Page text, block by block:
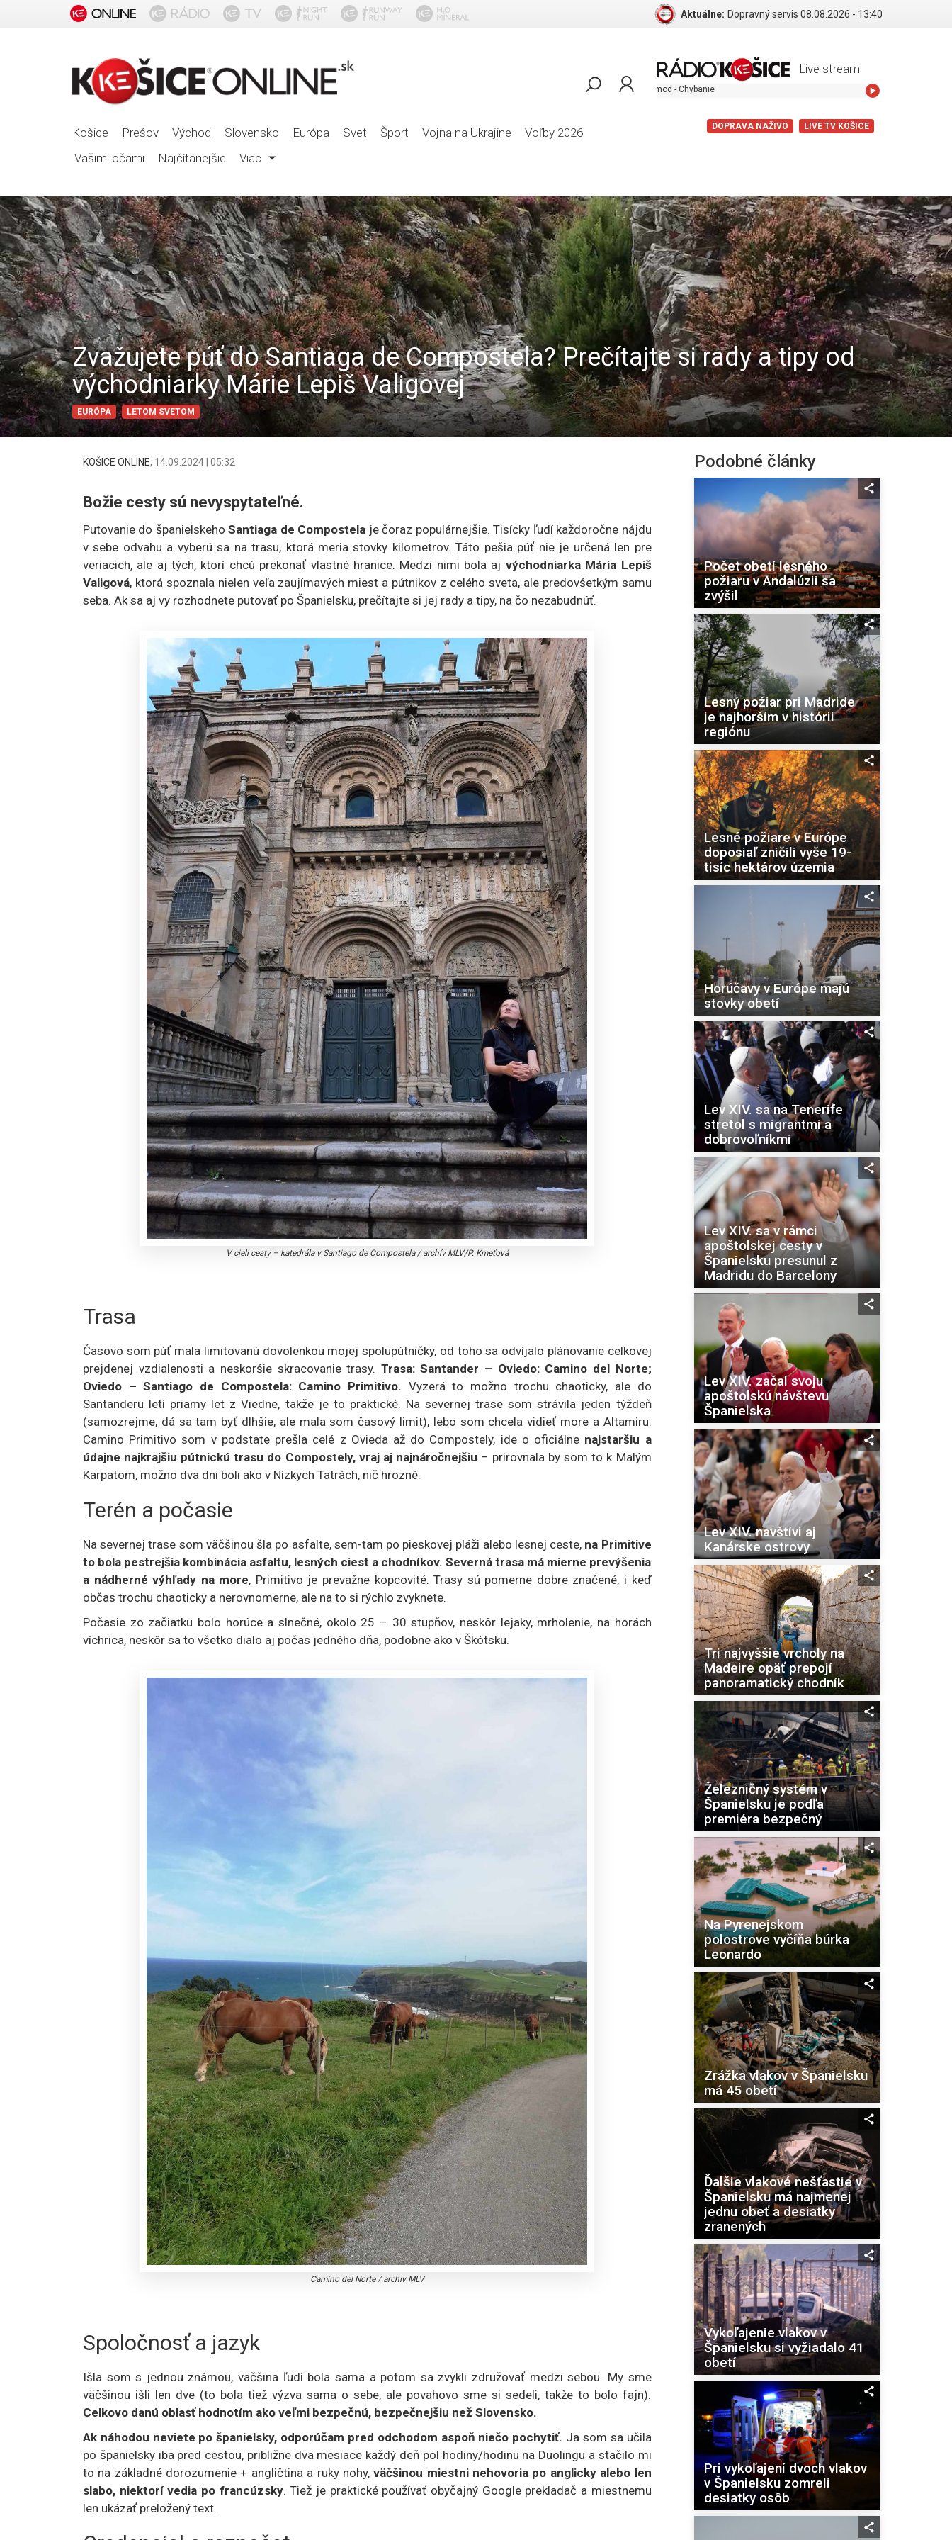
Aktuálne: Dopravný servis 08.08.2026 - 13:40
Košice Prešov Východ Slovensko Európa Svet Šport Vojna na Ukrajine
Voľby 2026
Vašimi očami
Najčítanejšie Viac
Live stream
Desmod - Chybanie
DOPRAVA NAŽIVO LIVE TV KOŠICE
Zvažujete púť do Santiaga de Compostela? Prečítajte si rady a tipy od
východniarky Márie Lepiš Valigovej
EURÓPA LETOM SVETOM
KOŠICE ONLINE, 14.09.2024 | 05:32
Božie cesty sú nevyspytateľné.
Putovanie do španielskehoSantiaga de Compostela je čoraz populárnejšie. Tisícky ľudí každoročne nájdu
v sebe odvahu a vyberú sa na trasu, ktorá meria stovky kilometrov. Táto pešia púť nie je určená len pre
veriacich, ale aj tých, ktorí chcú prekonať vlastné hranice. Medzi nimi bola aj východniarka Mária Lepiš
Valigová, ktorá spoznala nielen veľa zaujímavých miest a pútnikov z celého sveta, ale predovšetkým samu
seba. Ak sa aj vy rozhodnete putovať po Španielsku, prečítajte si jej rady a tipy, na čo nezabudnúť.
V cieli cesty – katedrála v Santiago de Compostela/archív MLV/P. Kmeťová
Trasa
Časovo som púť mala limitovanú dovolenkou mojej spolupútničky, od toho sa odvíjalo plánovanie celkovej
prejdenej vzdialenosti a neskoršie skracovanie trasy. Trasa: Santander – Oviedo: Camino del Norte;
Oviedo – Santiago de Compostela: Camino Primitivo. Vyzerá to možno trochu chaoticky, ale do
Santanderu letí priamy let z Viedne, takže je to praktické. Na severnej trase som strávila jeden týždeň
(samozrejme, dá sa tam byť dlhšie, ale mala som časový limit), lebo som chcela vidieť more a Altamiru.
Camino Primitivo som v podstate prešla celé z Ovieda až do Compostely, ide o oficiálne najstaršiu a
údajne najkrajšiu pútnickú trasu do Compostely, vraj aj najnáročnejšiu – prirovnala by som to k Malým
Karpatom, možno dva dni boli ako v Nízkych Tatrách, nič hrozné.
Terén a počasie
Na severnej trase som väčšinou šla po asfalte, sem-tam po pieskovej pláži alebo lesnej ceste, na Primitive
to bola pestrejšia kombinácia asfaltu, lesných ciest a chodníkov. Severná trasa má mierne prevýšenia
a nádherné výhľady na more, Primitivo je prevažne kopcovité. Trasy sú pomerne dobre značené, i keď
občas trochu chaoticky a nerovnomerne, ale na to si rýchlo zvyknete.
Počasie zo začiatku bolo horúce a slnečné, okolo 25 – 30 stupňov, neskôr lejaky, mrholenie, na horách
víchrica, neskôr sa to všetko dialo aj počas jedného dňa, podobne ako v Škótsku.
Camino del Norte/archív MLV
Spoločnosť a jazyk
Išla som s jednou známou, väčšina ľudí bola sama a potom sa zvykli združovať medzi sebou. My sme
väčšinou išli len dve (to bola tiež výzva sama o sebe, ale povahovo sme si sedeli, takže to bolo fajn).
Celkovo danú oblasť hodnotím ako veľmi bezpečnú, bezpečnejšiu než Slovensko.
Ak náhodou neviete po španielsky, odporúčam pred odchodom aspoň niečo pochytiť. Ja som sa učila
po španielsky iba pred cestou, približne dva mesiace každý deň pol hodiny/hodinu na Duolingu a stačilo mi
to na základné dorozumenie + angličtina a ruky nohy,väčšinou miestni nehovoria po anglicky alebo len
slabo, niektorí vedia po francúzsky. Tiež je praktické používať obyčajný Google prekladač a miestnemu
len ukázať preložený text.
Podobné články
Počet obetí lesného
požiaru v Andalúzii sa
zvýšil
Lesný požiar pri Madride
je najhorším v histórii
regiónu
Lesné požiare v Európe
doposiaľ zničili vyše 19-
tisíc hektárov územia
Horúčavy v Európe majú
stovky obetí
Lev XIV. sa na Tenerife
stretol s migrantmi a
dobrovoľníkmi
Lev XIV. sa v rámci
apoštolskej cesty v
Španielsku presunul z
Madridu do Barcelony
Lev XIV. začal svoju
apoštolskú návštevu
Španielska
Lev XIV. navštívi aj
Kanárske ostrovy
Tri najvyššie vrcholy na
Madeire opäť prepojí
panoramatický chodník
Železničný systém v
Španielsku je podľa
premiéra bezpečný
Na Pyrenejskom
polostrove vyčíňa búrka
Leonardo
Zrážka vlakov v Španielsku
má 45 obetí
Ďalšie vlakové nešťastie v
Španielsku má najmenej
jednu obeť a desiatky
zranených
Vykoľajenie vlakov v
Španielsku si vyžiadalo 41
obetí
Pri vykoľajení dvoch vlakov
v Španielsku zomreli
desiatky osôb